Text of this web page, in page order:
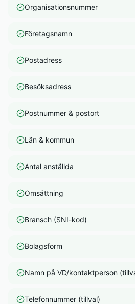
Organisationsnummer
Företagsnamn
Postadress
Besöksadress
Postnummer & postort
Län & kommun
Antal anställda
Omsättning
Bransch (SNI-kod)
Bolagsform
Namn på VD/kontaktperson
Telefonnummer (tillval)